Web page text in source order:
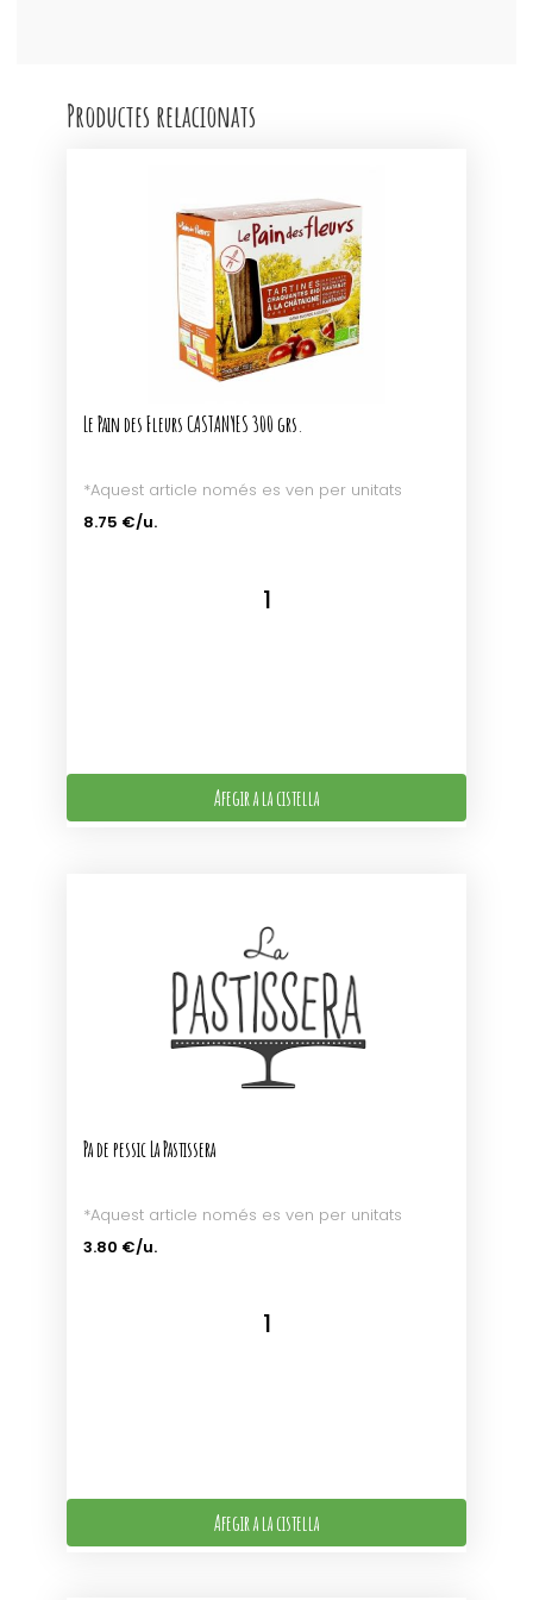
Productes relacionats
Le Pain des Fleurs CASTANYES 300 grs.
*Aquest article només es ven per unitats
8.75 €/u.
Afegir a la cistella
Pa de pessic La Pastissera
*Aquest article només es ven per unitats
3.80 €/u.
Afegir a la cistella